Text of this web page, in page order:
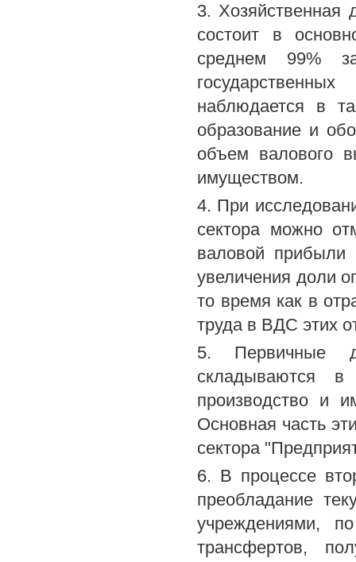
3. Хозяйственная
состоит в
среднем 99%
наблюдается в
образование и
объем валового
имуществом.
4. При
сектора можно
валовой
увеличения доли
то время как в
труда в ВДС этих
5. Первичные
складываются
производство и
Основная часть
сектора
6. В процессе
преобладание
учреждениями,
трансфертов,